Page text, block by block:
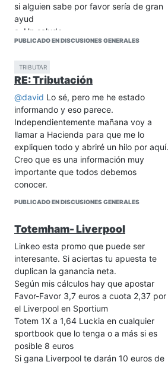
si alguien sabe por favor sería de gran
ayud
a. Un saludo
PUBLICADO EN DISCUSIONES GENERALES
TRIBUTAR
RE: Tributación
@david Lo sé, pero me he estado
informando y eso parece.
Independientemente mañana voy a
llamar a Hacienda para que me lo
expliquen todo y abriré un hilo por aquí.
Creo que es una información muy
importante que todos debemos
conocer.
PUBLICADO EN DISCUSIONES GENERALES
Totemham- Liverpool
Linkeo esta promo que puede ser
interesante. Si aciertas tu apuesta te
duplican la ganancia neta.
Según mis cálculos hay que apostar
Favor-Favor 3,7 euros a cuota 2,37 por
el Liverpool en Sportium
Totem 1X a 1,64 Luckia en cualquier
sportbook que lo tenga o a más si es
posible 8 euros
Si gana Liverpool te darán 10 euros de